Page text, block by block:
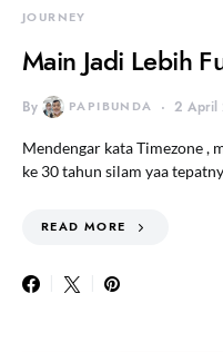
JOURNEY
Main Jadi Lebih
By PAPIBUNDA 2 April
Mendengar kata Timezone ,
ke 30 tahun silam yaa
READ MORE